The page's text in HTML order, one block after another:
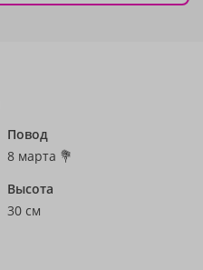
Повод
8 марта 💐
Высота
30 см